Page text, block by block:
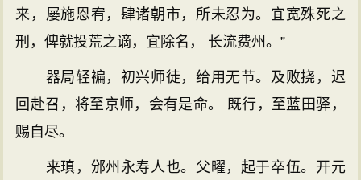
来，屡施恩宥，肆诸朝市，所未忍为。宜宽殊死之
刑，俾就投荒之谪，宜除名， 长流费州。”
器局轻褊，初兴师徒，给用无节。及败挠，迟
回赴召，将至京师，会有是命。 既行，至蓝田驿，
赐自尽。
来瑱，邠州永寿人也。父曜，起于卒伍。开元